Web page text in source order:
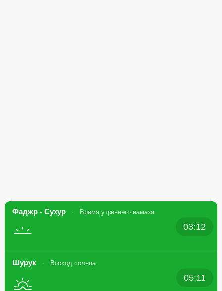
Фаджр - Сухур Время утреннего намаза
03:12
Шурук Восход солнца
05:11